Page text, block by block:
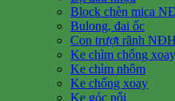
Block chèn mica
Bulong, đai ốc
Con trượt rãnh NĐH
Ke chìm chống xoay
Ke chìm nhôm
Ke chống xoay
Ke góc nổi